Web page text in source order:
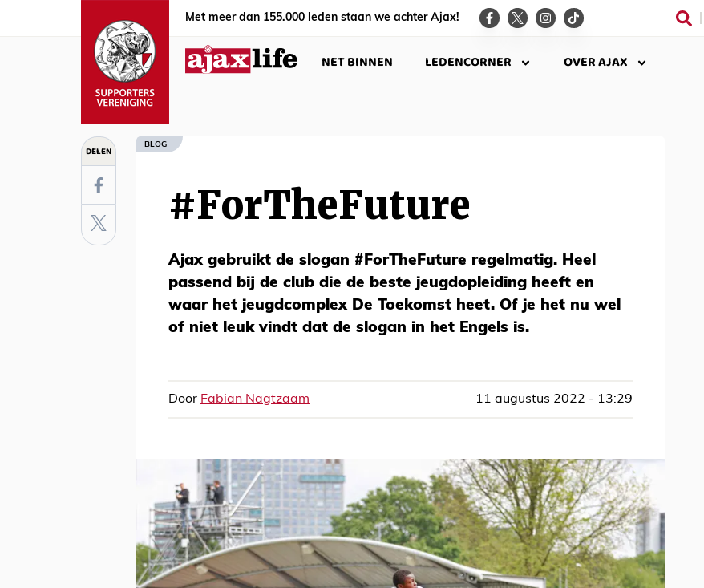
Met meer dan 155.000 leden staan we achter Ajax!
NET BINNEN LEDENCORNER OVER AJAX
DELEN BLOG
#ForTheFuture
Ajax gebruikt de slogan #ForTheFuture regelmatig. Heel
passend bij de club die de beste jeugdopleiding heeft en
waar het jeugdcomplex De Toekomst heet. Of je het nu wel
of niet leuk vindt dat de slogan in het Engels is.
Door Fabian Nagtzaam 11 augustus 2022 - 13:29